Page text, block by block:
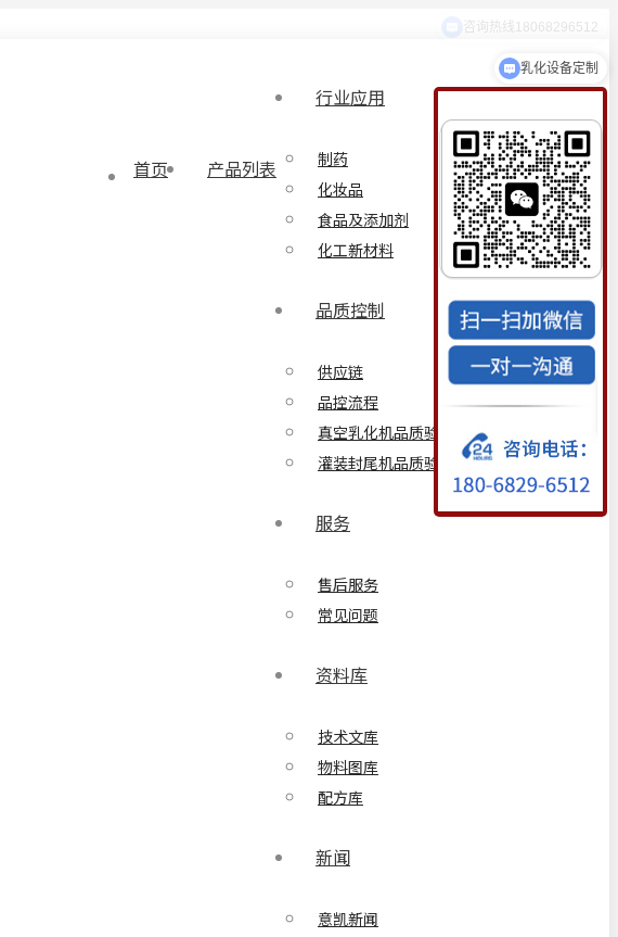
首页 产品列表
行业应用
制药
化妆品
食品及添加剂
化工新材料
品质控制
供应链
品控流程
真空乳化机品质验证方案
灌装封尾机品质验证方案
服务
售后服务
常见问题
资料库
技术文库
物料图库
配方库
新闻
意凯新闻
乳化设备定制